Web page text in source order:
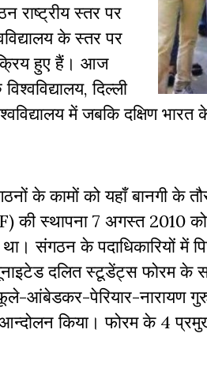
राष्ट्रीय स्तर पर
के स्तर पर
हुए हैं। आज
दिल्ली
में जबकि दक्षिण
के कामों को यहाँ बानगी के
की स्थापना 7 अगस्त 2010
संगठन के पदाधिकारियों में
दलित स्टूडेंट्स फोरम के
आंबेडकर-पेरियार-नारायण
आन्दोलन किया। फोरम के 4